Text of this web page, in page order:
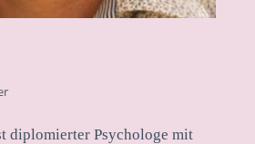
diplomierter Psychologe mit